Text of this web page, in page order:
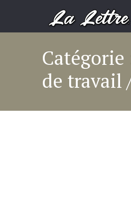
de travail